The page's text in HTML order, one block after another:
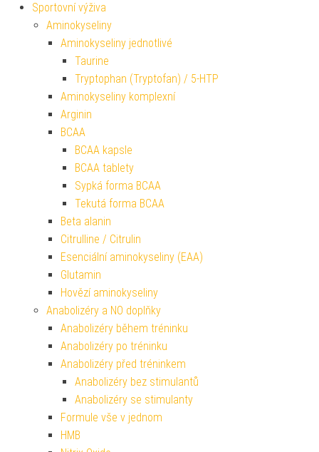
Sportovní výživa
Aminokyseliny
Aminokyseliny jednotlivé
Taurine
Tryptophan (Tryptofan) / 5-HTP
Aminokyseliny komplexní
Arginin
BCAA
BCAA kapsle
BCAA tablety
Sypká forma BCAA
Tekutá forma BCAA
Beta alanin
Citrulline / Citrulin
Esenciální aminokyseliny (EAA)
Glutamin
Hovězí aminokyseliny
Anabolizéry a NO doplňky
Anabolizéry během tréninku
Anabolizéry po tréninku
Anabolizéry před tréninkem
Anabolizéry bez stimulantů
Anabolizéry se stimulanty
Formule vše v jednom
HMB